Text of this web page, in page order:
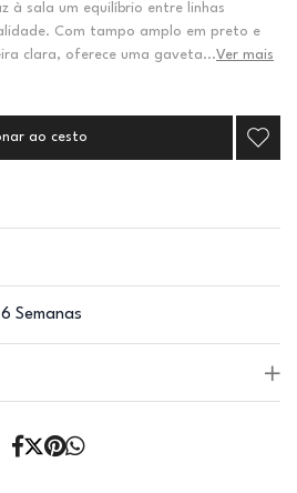
à sala um equilíbrio entre linhas
Com tampo amplo em preto e
clara, oferece uma gaveta...Ver mais
ao cesto
Semanas